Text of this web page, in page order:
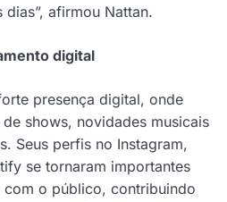
afirmou Nattan.
digital
presença digital, onde
shows, novidades musicais
Seus perfis no Instagram,
se tornaram importantes
com o público, contribuindo